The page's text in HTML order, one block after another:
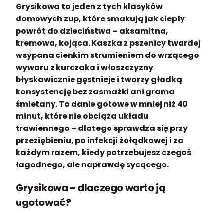
Grysikowa to jeden z tych klasyków
domowych zup, które smakują jak ciepły
powrót do dzieciństwa – aksamitna,
kremowa, kojąca. Kaszka z pszenicy twardej
wsypana cienkim strumieniem do wrzącego
wywaru z kurczaka i włoszczyzny
błyskawicznie gęstnieje i tworzy gładką
konsystencję bez zasmażki ani grama
śmietany. To danie gotowe w mniej niż 40
minut, które nie obciąża układu
trawiennego – dlatego sprawdza się przy
przeziębieniu, po infekcji żołądkowej i za
każdym razem, kiedy potrzebujesz czegoś
łagodnego, ale naprawdę sycącego.
Grysikowa – dlaczego warto ją
ugotować?